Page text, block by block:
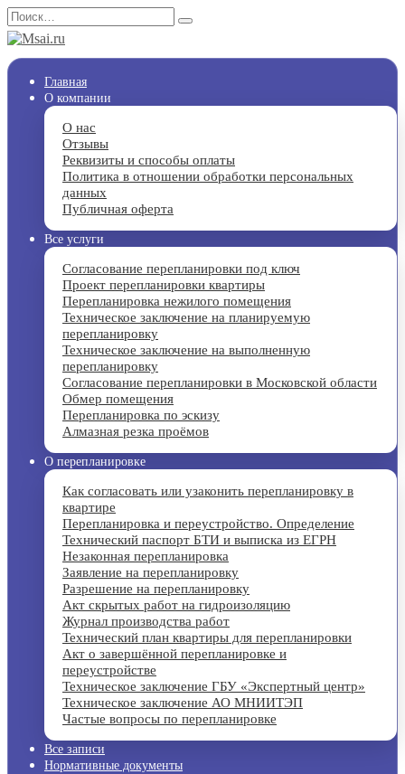
Перейти
к
содержанию
Search
for:
Главная
О компании
О нас
Отзывы
Реквизиты и способы оплаты
Политика в отношении обработки персональных
данных
Публичная оферта
Все услуги
Согласование перепланировки под ключ
Проект перепланировки квартиры
Перепланировка нежилого помещения
Техническое заключение на планируемую
перепланировку
Техническое заключение на выполненную
перепланировку
Согласование перепланировки в Московской области
Обмер помещения
Перепланировка по эскизу
Алмазная резка проёмов
О перепланировке
Как согласовать или узаконить перепланировку в
квартире
Перепланировка и переустройство. Определение
Технический паспорт БТИ и выписка из ЕГРН
Незаконная перепланировка
Заявление на перепланировку
Разрешение на перепланировку
Акт скрытых работ на гидроизоляцию
Журнал производства работ
Технический план квартиры для перепланировки
Акт о завершённой перепланировке и
переустройстве
Техническое заключение ГБУ «Экспертный центр»
Техническое заключение АО МНИИТЭП
Частые вопросы по перепланировке
Все записи
Нормативные документы